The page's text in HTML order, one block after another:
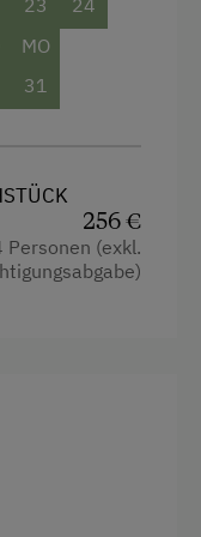
23
24
MO
31
256 €
(exkl.